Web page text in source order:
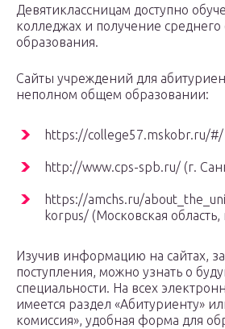
Девятиклассницам доступно
колледжах и получение среднего
образования.
Cайты учреждений для
неполном общем образовании:
https://college57.mskobr.ru/#/
http://www.cps-spb.ru/ (г.
https://amchs.ru/
korpus/ (Московская
Изучив информацию на сайтах,
поступления, можно узнать о
специальности. На всех
имеется раздел «Абитуриенту»
комиссия», удобная форма для